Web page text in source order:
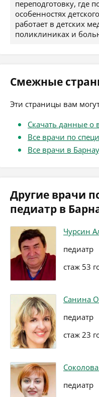
переподготовку, где
особенностях
работает в детских
поликлиниках и
Смежные
Эти страницы вам
Скачать данные о
Все врачи по
Все врачи в
Другие врачи
педиатр в
Чурсин
педиатр
стаж 53
Санина
педиатр
стаж 23
педиатр